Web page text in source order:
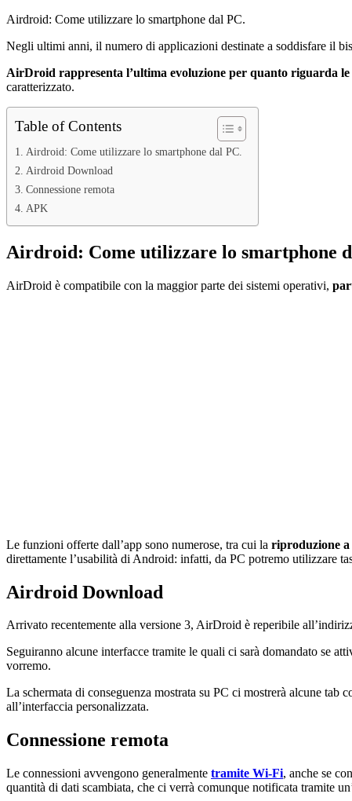
Airdroid: Come utilizzare lo smartphone dal PC.
Negli ultimi anni, il numero di applicazioni destinate a soddisfare il
AirDroid rappresenta l’ultima evoluzione per quanto riguarda le
caratterizzato.
Table of Contents
Airdroid: Come utilizzare lo smartphone dal PC.
Airdroid Download
Connessione remota
APK
Airdroid: Come utilizzare lo smartphone
AirDroid è compatibile con la maggior parte dei sistemi operativi,
Le funzioni offerte dall’app sono numerose, tra cui la riproduzione a
direttamente l’usabilità di Android: infatti, da PC potremo utilizzare
Airdroid Download
Arrivato recentemente alla versione 3, AirDroid è reperibile
Seguiranno alcune interfacce tramite le quali ci sarà domandato se
vorremo.
La schermata di conseguenza mostrata su PC ci mostrerà alcune
all’interfaccia personalizzata.
Connessione remota
Le connessioni avvengono generalmente tramite Wi-Fi, anche se
quantità di dati scambiata, che ci verrà comunque notificata tramite